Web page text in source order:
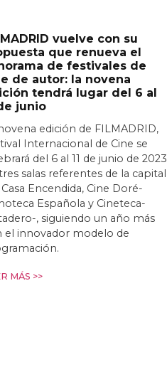
vuelve con su
que renueva el
de festivales de
de autor: la novena
tendrá lugar del 6 al
junio
edición de FILMADRID,
Internacional de Cine se
del 6 al 11 de junio de 2023
salas referentes de la capital
Encendida, Cine Doré-
Española y Cineteca-
, siguiendo un año más
el innovador modelo de
MÁS >>